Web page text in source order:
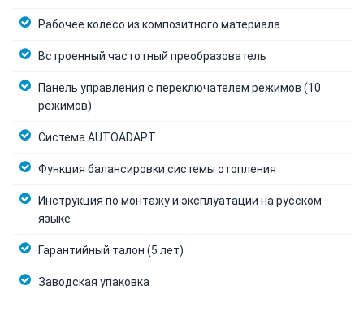
Рабочее колесо из композитного материала
Встроенный частотный преобразователь
Панель управления с переключателем режимов (10
режимов)
Система AUTOADAPT
Функция балансировки системы отопления
Инструкция по монтажу и эксплуатации на русском
языке
Гарантийный талон (5 лет)
Заводская упаковка